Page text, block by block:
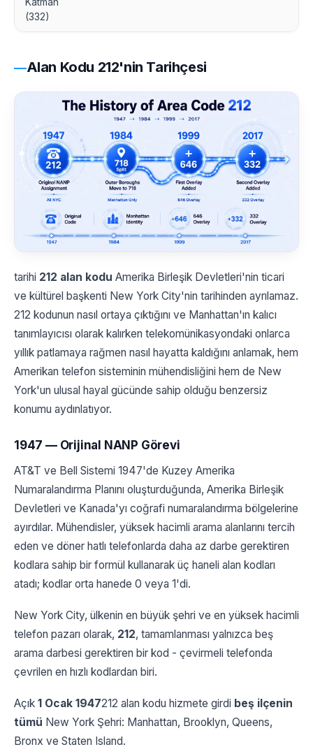
(332)
Alan Kodu 212'nin Tarihçesi
tarihi 212 alan kodu Amerika Birleşik Devletleri'nin ticari
ve kültürel başkenti New York City'nin tarihinden ayrılamaz.
212 kodunun nasıl ortaya çıktığını ve Manhattan'ın kalıcı
tanımlayıcısı olarak kalırken telekomünikasyondaki onlarca
yıllık patlamaya rağmen nasıl hayatta kaldığını anlamak, hem
Amerikan telefon sisteminin mühendisliğini hem de New
York'un ulusal hayal gücünde sahip olduğu benzersiz
konumu aydınlatıyor.
1947 — Orijinal NANP Görevi
AT&T ve Bell Sistemi 1947'de Kuzey Amerika
Numaralandırma Planını oluşturduğunda, Amerika Birleşik
Devletleri ve Kanada'yı coğrafi numaralandırma bölgelerine
ayırdılar. Mühendisler, yüksek hacimli arama alanlarını tercih
eden ve döner hatlı telefonlarda daha az darbe gerektiren
kodlara sahip bir formül kullanarak üç haneli alan kodları
atadı; kodlar orta hanede 0 veya 1'di.
New York City, ülkenin en büyük şehri ve en yüksek hacimli
telefon pazarı olarak, 212, tamamlanması yalnızca beş
arama darbesi gerektiren bir kod - çevirmeli telefonda
çevrilen en hızlı kodlardan biri.
Açık 1 Ocak 1947212 alan kodu hizmete girdi beş ilçenin
tümü New York Şehri: Manhattan, Brooklyn, Queens,
Bronx ve Staten Island.